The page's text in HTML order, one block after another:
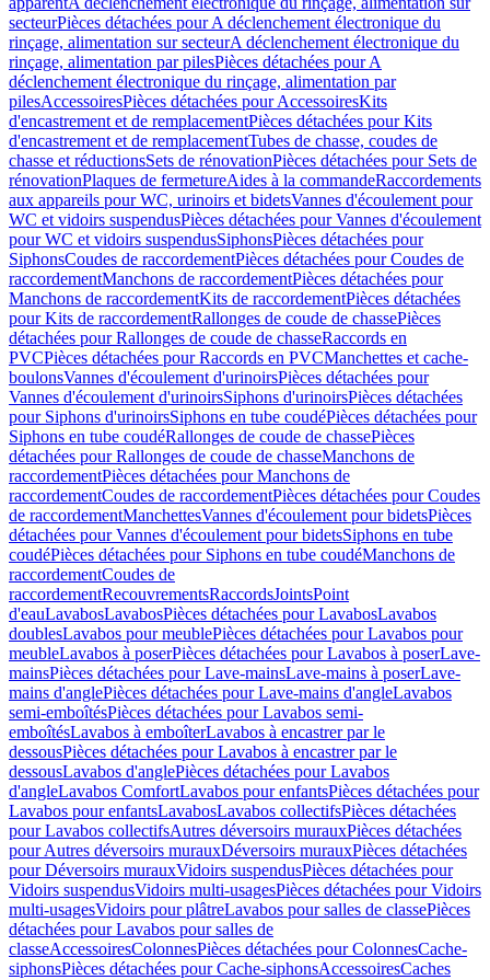
secteurPièces détachées pour A déclenchement électronique du
rinçage, alimentation sur secteurA déclenchement électronique du
rinçage, alimentation par pilesPièces détachées pour A
déclenchement électronique du rinçage, alimentation par
pilesAccessoiresPièces détachées pour AccessoiresKits
d'encastrement et de remplacementPièces détachées pour Kits
d'encastrement et de remplacementTubes de chasse, coudes de
chasse et réductionsSets de rénovationPièces détachées pour Sets de
rénovationPlaques de fermetureAides à la commandeRaccordements
aux appareils pour WC, urinoirs et bidetsVannes d'écoulement pour
WC et vidoirs suspendusPièces détachées pour Vannes d'écoulement
pour WC et vidoirs suspendusSiphonsPièces détachées pour
SiphonsCoudes de raccordementPièces détachées pour Coudes de
raccordementManchons de raccordementPièces détachées pour
Manchons de raccordementKits de raccordementPièces détachées
pour Kits de raccordementRallonges de coude de chassePièces
détachées pour Rallonges de coude de chasseRaccords en
PVCPièces détachées pour Raccords en PVCManchettes et cache-
boulonsVannes d'écoulement d'urinoirsPièces détachées pour
Vannes d'écoulement d'urinoirsSiphons d'urinoirsPièces détachées
pour Siphons d'urinoirsSiphons en tube coudéPièces détachées pour
Siphons en tube coudéRallonges de coude de chassePièces
détachées pour Rallonges de coude de chasseManchons de
raccordementPièces détachées pour Manchons de
raccordementCoudes de raccordementPièces détachées pour Coudes
de raccordementManchettesVannes d'écoulement pour bidetsPièces
détachées pour Vannes d'écoulement pour bidetsSiphons en tube
coudéPièces détachées pour Siphons en tube coudéManchons de
raccordementCoudes de
raccordementRecouvrementsRaccordsJointsPoint
d'eauLavabosLavabosPièces détachées pour LavabosLavabos
doublesLavabos pour meublePièces détachées pour Lavabos pour
meubleLavabos à poserPièces détachées pour Lavabos à poserLave-
mainsPièces détachées pour Lave-mainsLave-mains à poserLave-
mains d'anglePièces détachées pour Lave-mains d'angleLavabos
semi-emboîtésPièces détachées pour Lavabos semi-
emboîtésLavabos à emboîterLavabos à encastrer par le
dessousPièces détachées pour Lavabos à encastrer par le
dessousLavabos d'anglePièces détachées pour Lavabos
d'angleLavabos ComfortLavabos pour enfantsPièces détachées pour
Lavabos pour enfantsLavabosLavabos collectifsPièces détachées
pour Lavabos collectifsAutres déversoirs murauxPièces détachées
pour Autres déversoirs murauxDéversoirs murauxPièces détachées
pour Déversoirs murauxVidoirs suspendusPièces détachées pour
Vidoirs suspendusVidoirs multi-usagesPièces détachées pour Vidoirs
multi-usagesVidoirs pour plâtreLavabos pour salles de classePièces
détachées pour Lavabos pour salles de
classeAccessoiresColonnesPièces détachées pour ColonnesCache-
siphonsPièces détachées pour Cache-siphonsAccessoiresCaches